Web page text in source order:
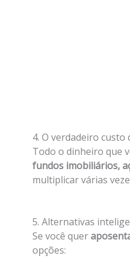
4. O verdadeiro
Todo o dinheiro que
fundos imobiliários,
multiplicar várias
5. Alternativas
Se você quer
opções: